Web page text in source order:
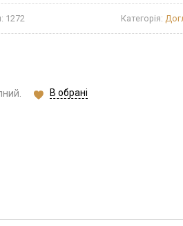
1272 Категорія:
В обрані